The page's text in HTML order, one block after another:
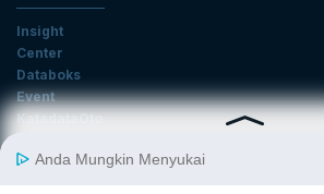
Insight
Center
Databoks
Event
KatadataOto